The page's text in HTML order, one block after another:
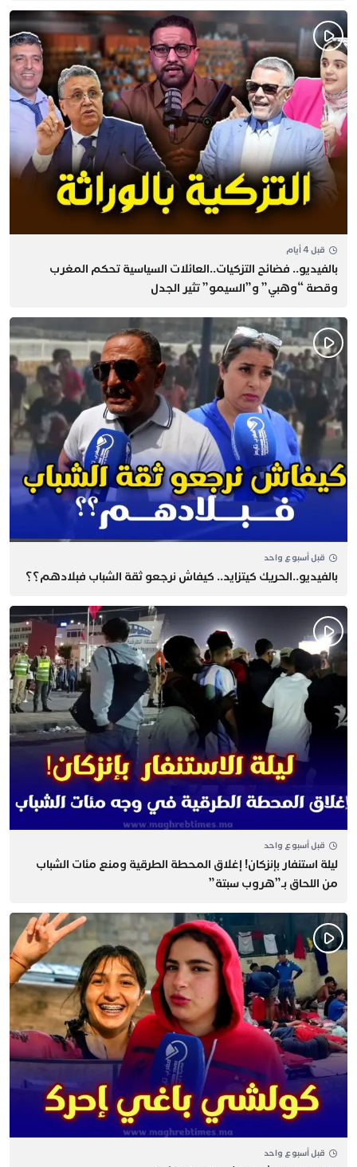
قبل 4 أيام
بالفيديو.. فضائح التزكيات..العائلات السياسية تحكم المغرب
وقصة “وهبي” و”السيمو” تثير الجدل
قبل أسبوع واحد
بالفيديو..الحريك كيتزايد.. كيفاش نرجعو ثقة الشباب فبلادهم؟؟
قبل أسبوع واحد
​ليلة استنفار بإنزكان! إغلاق المحطة الطرقية ومنع مئات الشباب
من اللحاق بـ”هروب سبتة”
قبل أسبوع واحد